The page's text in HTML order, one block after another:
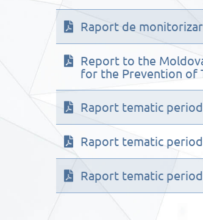
Raport de
Report to the
for the Prevention of
Raport tematic
Raport tematic
Raport tematic